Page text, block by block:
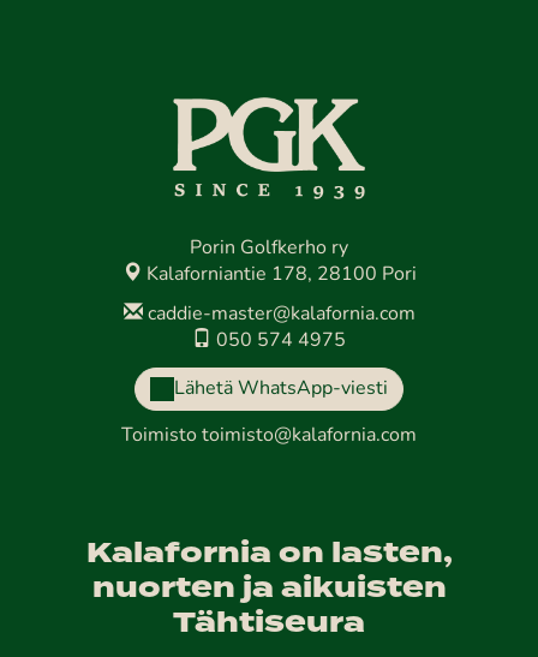
Porin Golfkerho ry
Kalaforniantie 178, 28100 Pori
caddie-master@kalafornia.com
050 574 4975
Lähetä WhatsApp-viesti
Toimisto toimisto@kalafornia.com
Kalafornia on lasten,
nuorten ja aikuisten
Tähtiseura